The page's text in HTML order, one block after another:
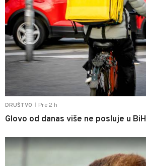
DRUŠTVO Pre 2 h
Glovo od danas više ne posluje u BiH